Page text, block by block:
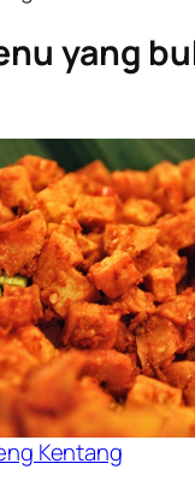
yang
Kentang